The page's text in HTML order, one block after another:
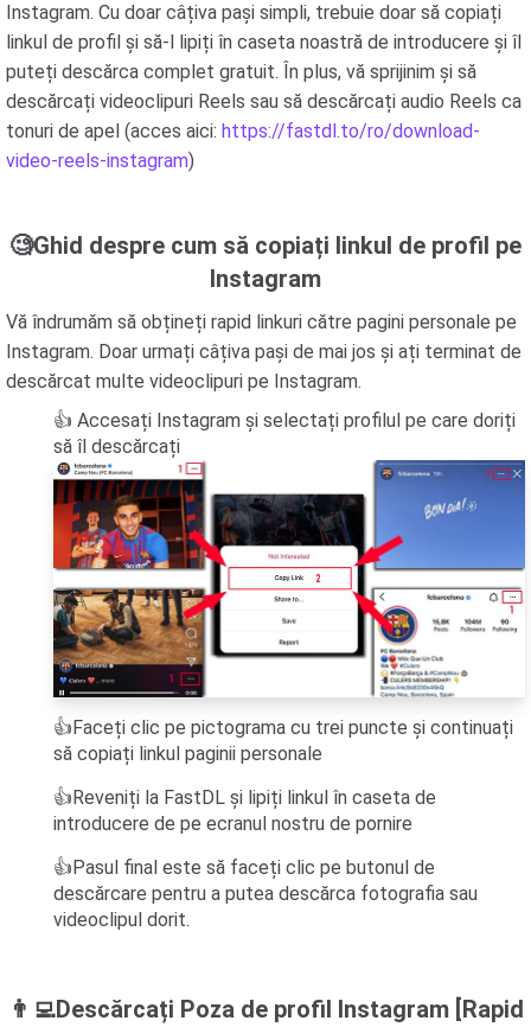
Instagram. Cu doar câțiva pași simpli, trebuie doar să copiați
linkul de profil și să-l lipiți în caseta noastră de introducere și îl
puteți descărca complet gratuit. În plus, vă sprijinim și să
descărcați videoclipuri Reels sau să descărcați audio Reels ca
tonuri de apel (acces aici: https://fastdl.to/ro/download-
video-reels-instagram)
🧐Ghid despre cum să copiați linkul de profil pe
Instagram
Vă îndrumăm să obțineți rapid linkuri către pagini personale pe
Instagram. Doar urmați câțiva pași de mai jos și ați terminat de
descărcat multe videoclipuri pe Instagram.
👍 Accesați Instagram și selectați profilul pe care doriți
să îl descărcați
👍Faceți clic pe pictograma cu trei puncte și continuați
să copiați linkul paginii personale
👍Reveniți la FastDL și lipiți linkul în caseta de
introducere de pe ecranul nostru de pornire
👍Pasul final este să faceți clic pe butonul de
descărcare pentru a putea descărca fotografia sau
videoclipul dorit.
👨‍💻Descărcați Poza de profil Instagram [Rapid